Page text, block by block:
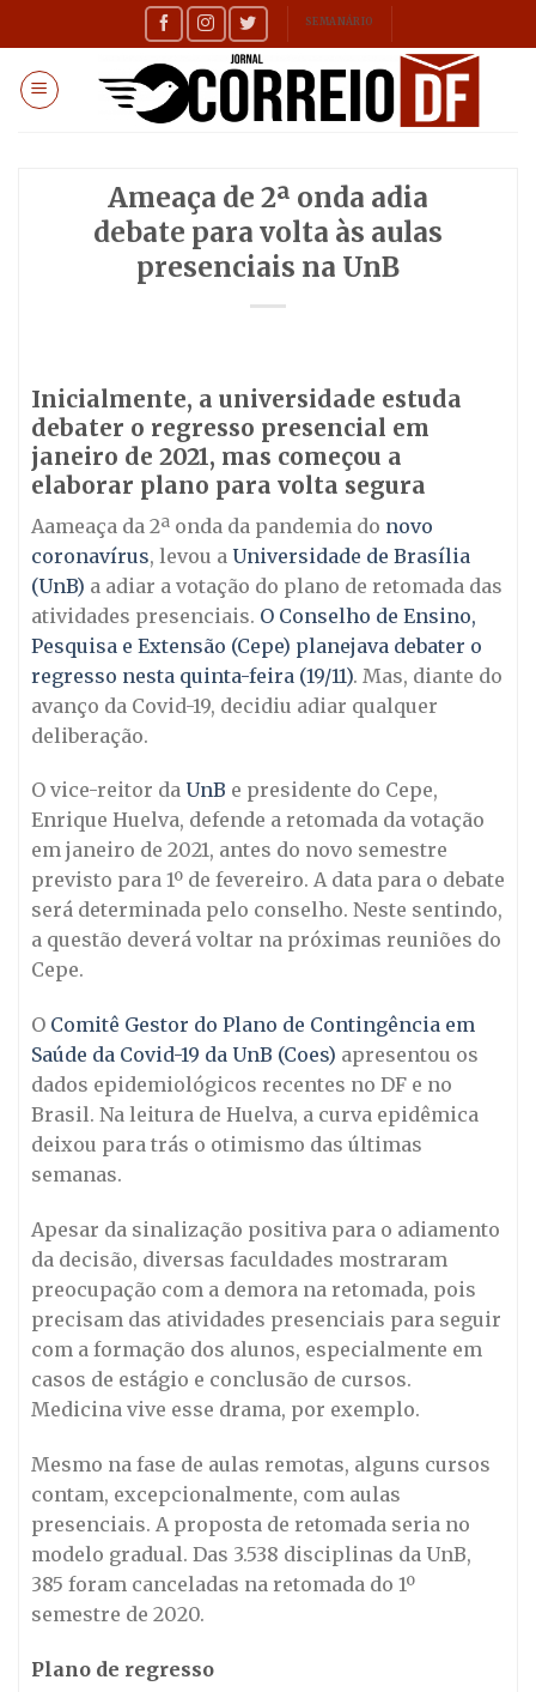
to
content
SEMANÁRIO
Ameaça de 2ª onda adia
debate para volta às aulas
presenciais na UnB
Inicialmente, a universidade estuda
debater o regresso presencial em
janeiro de 2021, mas começou a
elaborar plano para volta segura
Aameaça da 2ª onda da pandemia do novo
coronavírus, levou a Universidade de Brasília
(UnB) a adiar a votação do plano de retomada das
atividades presenciais. O Conselho de Ensino,
Pesquisa e Extensão (Cepe) planejava debater o
regresso nesta quinta-feira (19/11). Mas, diante do
avanço da Covid-19, decidiu adiar qualquer
deliberação.
O vice-reitor da UnB e presidente do Cepe,
Enrique Huelva, defende a retomada da votação
em janeiro de 2021, antes do novo semestre
previsto para 1º de fevereiro. A data para o debate
será determinada pelo conselho. Neste sentindo,
a questão deverá voltar na próximas reuniões do
Cepe.
O Comitê Gestor do Plano de Contingência em
Saúde da Covid-19 da UnB (Coes) apresentou os
dados epidemiológicos recentes no DF e no
Brasil. Na leitura de Huelva, a curva epidêmica
deixou para trás o otimismo das últimas
semanas.
Apesar da sinalização positiva para o adiamento
da decisão, diversas faculdades mostraram
preocupação com a demora na retomada, pois
precisam das atividades presenciais para seguir
com a formação dos alunos, especialmente em
casos de estágio e conclusão de cursos.
Medicina vive esse drama, por exemplo.
Mesmo na fase de aulas remotas, alguns cursos
contam, excepcionalmente, com aulas
presenciais. A proposta de retomada seria no
modelo gradual. Das 3.538 disciplinas da UnB,
385 foram canceladas na retomada do 1º
semestre de 2020.
Plano de regresso